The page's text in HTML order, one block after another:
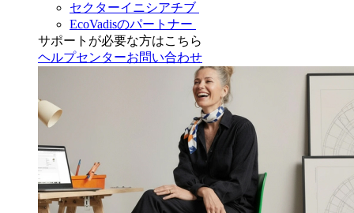
セクターイニシアチブ
EcoVadisのパートナー
サポートが必要な方はこちら
ヘルプセンターお問い合わせ